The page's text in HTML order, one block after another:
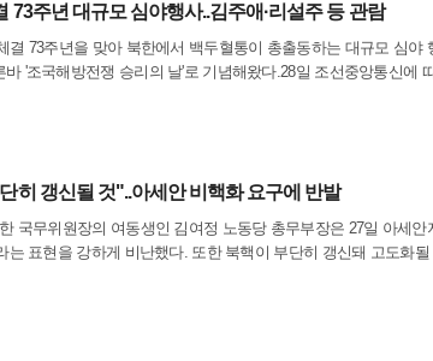
73주년 대규모 심야행사..김주애·리설주 등 관람
결 73주년을 맞아 북한에서 백두혈통이 총출동하는 대규모 심야
'조국해방전쟁 승리의 날'로 기념해왔다.28일 조선중앙통신에
평양체육관 광장에서 열린 관련 행사를 한밤중에 지켜봤다.북한
히 갱신될 것"..아세안 비핵화 요구에 반발
국무위원장의 여동생인 김여정 노동당 총무부장은 27일 아세안
는 표현을 강하게 비난했다. 또한 북핵이 부단히 갱신돼 고도화
에도 2년 연속 불참한 바 있다. 김 부장은 이날 조선중앙통신을